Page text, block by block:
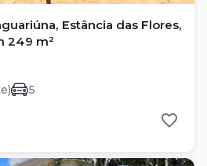
Estância das Flores,
249 m²
5